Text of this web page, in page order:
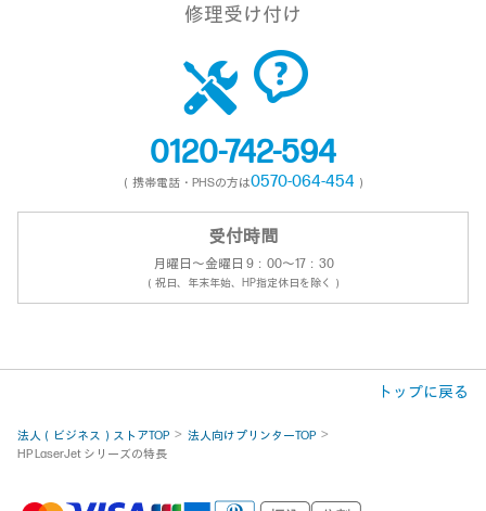
修理受け付け
0120-742-594
（携帯電話・PHSの方は0570-064-454 ）
受付時間
月曜日～金曜日 9：00～17：30
（祝日、年末年始、HP指定休日を除く）
トップに戻る
法人（ビジネス）ストアTOP
法人向けプリンターTOP
HP LaserJet シリーズの特長